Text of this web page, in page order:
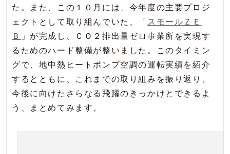
た。また、この１０月には、今年度の主要プロジ
ェクトとして取り組んでいた、「 スモールＺＥ
Ｂ
」が完成し、ＣＯ２排出量ゼロ事業所を実現す
るためのハード整備が整いました。このタイミン
グで、地中熱ヒートポンプ空調の運転実績を紹介
するとともに、これまでの取り組みを振り返り、
今後に向けたさらなる飛躍のきっかけとできるよ
う、まとめてみます。